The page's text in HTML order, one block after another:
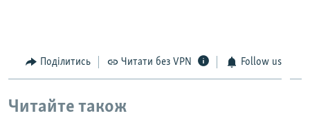
Поділитись Читати без VPN Follow us
Читайте також